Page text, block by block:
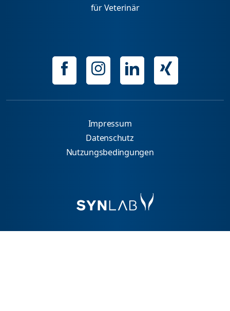
für Veterinär
Impressum
Datenschutz
Nutzungsbedingungen